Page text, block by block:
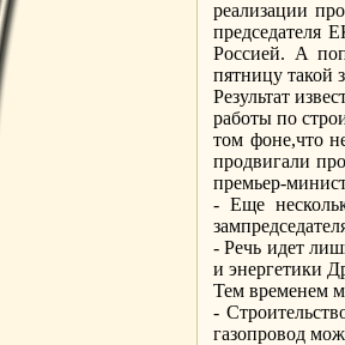
реализации
председателя
Россией. А
пятницу такой
Результат
работы по
том фоне,что
продвигали
премьер-
- Еще
- Речь идет
и энергетики
Тем временем
-
газопровод